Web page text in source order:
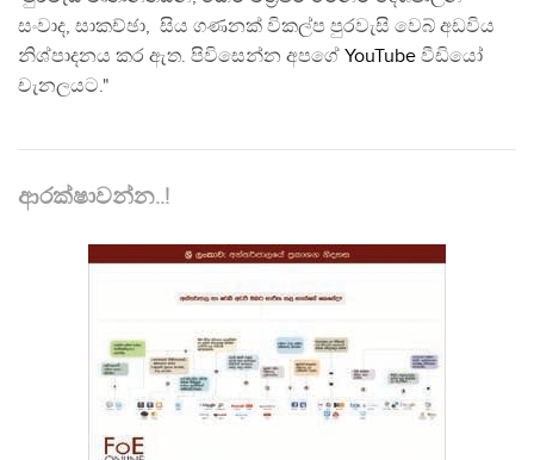
සංවාද, සාකච්ඡා, සිය ගණනක් විකල්ප පුරවැසි වෙබ් අඩවිය
නිශ්පාදනය කර ඇත. පිවිසෙන්න අපගේ YouTube වීඩියෝ
චැනලයට."
ආරක්ෂාවන්න..!